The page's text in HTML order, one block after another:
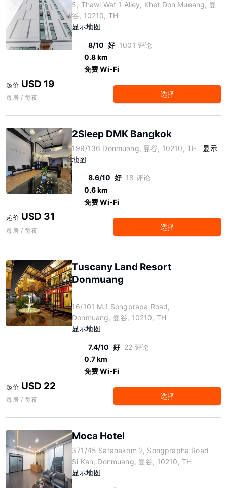
5, Thawi Wat 1 Alley, Khet Don Mueang, 曼
谷, 10210, TH
显示地图
8/10 好 1001 评论
0.8 km
免费 Wi-Fi
起价 USD 19
每房 / 每夜 选择
2Sleep DMK Bangkok
199/136 Donmuang, 曼谷, 10210, TH
显示
地图
8.6/10 好 18 评论
0.6 km
免费 Wi-Fi
起价 USD 31
每房 / 每夜 选择
Tuscany Land Resort
Donmuang
16/101 M.1 Songprapa Road,
Donmuang, 曼谷, 10210, TH
显示地图
7.4/10 好 22 评论
0.7 km
免费 Wi-Fi
起价 USD 22
每房 / 每夜 选择
Moca Hotel
371/45 Saranakom 2, Songprapha Road
Si Kan, Donmuang, 曼谷, 10210, TH
显示地图